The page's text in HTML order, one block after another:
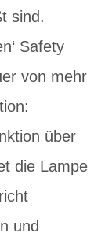
sind.
Safety
von mehr
über
die Lampe
und